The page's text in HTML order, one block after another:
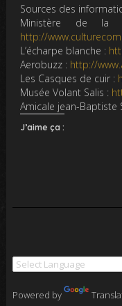
Sources des
Ministère de la
http://
L’écharpe blanche :
Aerobuzz : http://
Les Casques de cuir :
Musée Volant Salis :
Amicale jean-Baptiste
J’aime ça :
Powered by